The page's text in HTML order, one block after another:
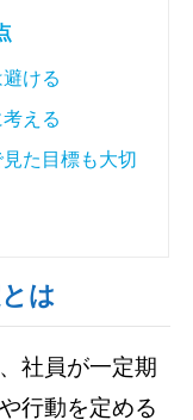
ける
える
た目標も大切
は
社員が一定期
行動を定める